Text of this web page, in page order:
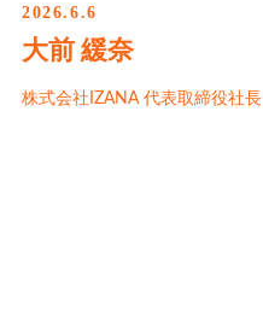
2026.6.6
大前 緩奈
株式会社IZANA 代表取締役社長